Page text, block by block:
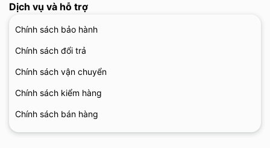
Dịch vụ và hỗ trợ
Chính sách bảo hành
Chính sách đổi trả
Chính sách vận chuyển
Chính sách kiểm hàng
Chính sách bán hàng